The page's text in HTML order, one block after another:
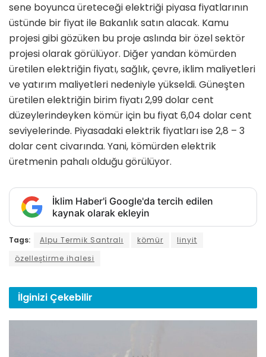
sene boyunca üreteceği elektriği piyasa fiyatlarının
üstünde bir fiyat ile Bakanlık satın alacak. Kamu
projesi gibi gözüken bu proje aslında bir özel sektör
projesi olarak görülüyor. Diğer yandan kömürden
üretilen elektriğin fiyatı, sağlık, çevre, iklim maliyetleri
ve yatırım maliyetleri nedeniyle yükseldi. Güneşten
üretilen elektriğin birim fiyatı 2,99 dolar cent
düzeylerindeyken kömür için bu fiyat 6,04 dolar cent
seviyelerinde. Piyasadaki elektrik fiyatları ise 2,8 – 3
dolar cent civarında. Yani, kömürden elektrik
üretmenin pahalı olduğu görülüyor.
İklim Haber'i Google'da tercih edilen
kaynak olarak ekleyin
Tags: Alpu Termik Santralı kömür
linyit
özelleştirme ihalesi
İlginizi Çekebilir